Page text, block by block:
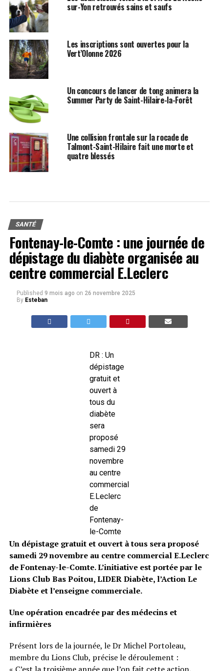
sur-Yon retrouvés sains et saufs
Les inscriptions sont ouvertes pour la
Vert’Olonne 2026
Un concours de lancer de tong animera la
Summer Party de Saint-Hilaire-la-Forêt
Une collision frontale sur la rocade de
Talmont-Saint-Hilaire fait une morte et
quatre blessés
SANTÉ
Fontenay-le-Comte : une journée de
dépistage du diabète organisée au
centre commercial E.Leclerc
Published 9 mois ago on 26 novembre 2025
By Esteban
DR : Un
dépistage
gratuit et
ouvert à
tous du
diabète
sera
proposé
samedi 29
novembre
au centre
commercial
E.Leclerc
de
Fontenay-
le-Comte
Un dépistage gratuit et ouvert à tous sera proposé
samedi 29 novembre au centre commercial E.Leclerc
de Fontenay-le-Comte. L’initiative est portée par le
Lions Club Bas Poitou, LIDER Diabète, l’Action Le
Diabète et l’enseigne commerciale.
Une opération encadrée par des médecins et
infirmières
Présent lors de la journée, le Dr Michel Portoleau,
membre du Lions Club, précise le déroulement :